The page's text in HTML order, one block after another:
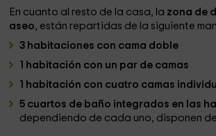
En cuanto al resto de la casa, la zona de
aseo, están repartidas de la siguiente
3 habitaciones con cama doble
1 habitación con un par de camas
1 habitación con cuatro camas
5 cuartos de baño integrados en las
dependiendo de cada uno, disponen